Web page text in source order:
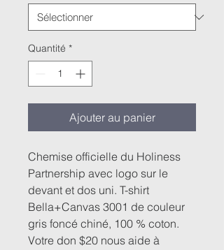
Quantité *
Ajouter au panier
Chemise officielle du Holiness
Partnership avec logo sur le
devant et dos uni. T-shirt
Bella+Canvas 3001 de couleur
gris foncé chiné, 100 % coton.
Votre don $20 nous aide à